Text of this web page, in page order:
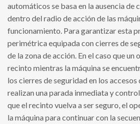
automáticos se basa en la ausencia de
dentro del radio de acción de las
funcionamiento. Para garantizar esta
perimétrica equipada con cierres de
de la zona de acción. En el caso que un
recinto mientras la máquina se
los cierres de seguridad en los
realizan una parada inmediata y
que el recinto vuelva a ser seguro, el
la máquina para continuar con la